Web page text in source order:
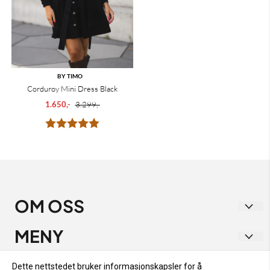
Karakter:
BY TIMO
Corduroy Mini Dress Black
1.650,- 3.299,-
OM OSS
Vakre Vene
Strandgata 1
MENY
Dette nettstedet bruker informasjonskapsler for å